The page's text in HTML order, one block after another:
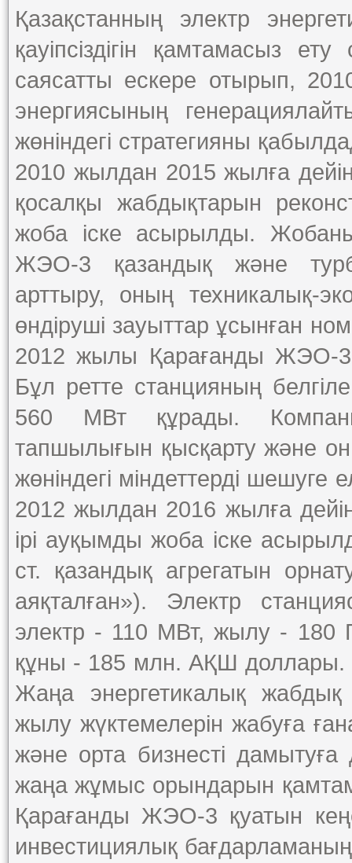
Қазақстанның электр
қауіпсіздігін қамтамасыз
саясатты ескере отырып,
энергиясының
жөніндегі стратегияны
2010 жылдан 2015 жылға
қосалқы жабдықтарын
жоба іске асырылды.
ЖЭО-3 қазандық және
арттыру, оның техникалық-
өндіруші зауыттар ұсынған
2012 жылы Қарағанды ЖЭО-3
Бұл ретте станцияның
560 МВт құрады.
тапшылығын қысқарту және
жөніндегі міндеттерді шешуге
2012 жылдан 2016 жылға
ірі ауқымды жоба іске
ст. қазандық агрегатын
аяқталған»). Электр
электр - 110 МВт, жылу - 180
құны - 185 млн. АҚШ доллары.
Жаңа энергетикалық
жылу жүктемелерін жабуға
және орта бизнесті дамытуға
жаңа жұмыс орындарын
Қарағанды ЖЭО-3 қуатын
инвестициялық бағдарламаның